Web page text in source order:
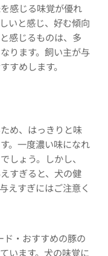
感じる味覚が優れ
いと感じ、好む傾向
感じるものは、多
ります。飼い主が与
すめします。
め、はっきりと味
。一度濃い味になれ
しょう。しかし、
すぎると、犬の健
えすぎにはご注意く
ド・おすすめの豚の
います。犬の味覚に